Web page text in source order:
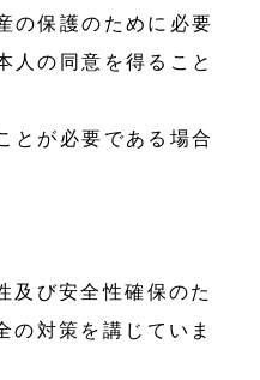
の保護のために必要
人の同意を得ること
とが必要である場合
及び安全性確保のた
の対策を講じていま